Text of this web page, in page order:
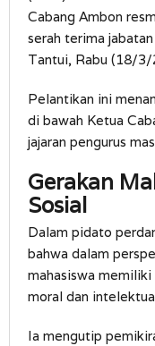
Cabang Ambon
serah terima
Tantui, Rabu (18/3/
Pelantikan ini
di bawah Ketua
jajaran pengurus
Gerakan
Sosial
Dalam pidato
bahwa dalam
mahasiswa
moral dan
Ia mengutip